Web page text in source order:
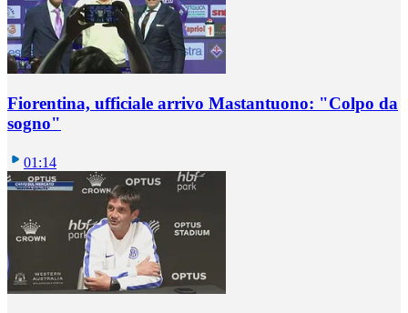
Fiorentina, ufficiale arrivo Mastantuono: "Colpo da
sogno"
01:14